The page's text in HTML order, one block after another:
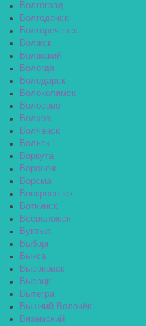
Волгоград
Волгодонск
Волгореченск
Волжск
Волжский
Вологда
Володарск
Волоколамск
Волосово
Волхов
Волчанск
Вольск
Воркута
Воронеж
Ворсма
Воскресенск
Воткинск
Всеволожск
Вуктыл
Выборг
Выкса
Высоковск
Высоцк
Вытегра
Вышний Волочёк
Вяземский